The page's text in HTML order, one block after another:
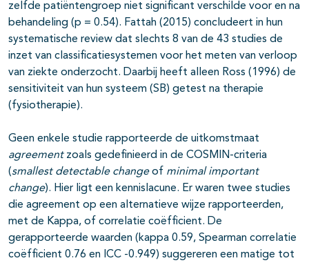
zelfde patiëntengroep niet significant verschilde voor en na
behandeling (p = 0.54). Fattah (2015) concludeert in hun
systematische review dat slechts 8 van de 43 studies de
inzet van classificatiesystemen voor het meten van verloop
van ziekte onderzocht. Daarbij heeft alleen Ross (1996) de
sensitiviteit van hun systeem (SB) getest na therapie
(fysiotherapie).
Geen enkele studie rapporteerde de uitkomstmaat
agreementzoals gedefinieerd in de COSMIN-criteria
(smallest detectable changeof minimal important
change). Hier ligt een kennislacune. Er waren twee studies
die agreement op een alternatieve wijze rapporteerden,
met de Kappa, of correlatie coëfficient. De
gerapporteerde waarden (kappa 0.59, Spearman correlatie
coëfficient 0.76 en ICC -0.949) suggereren een matige tot